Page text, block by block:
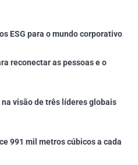
ESG para o mundo corporativo
reconectar as pessoas e o
visão de três líderes globais
991 mil metros cúbicos a cada